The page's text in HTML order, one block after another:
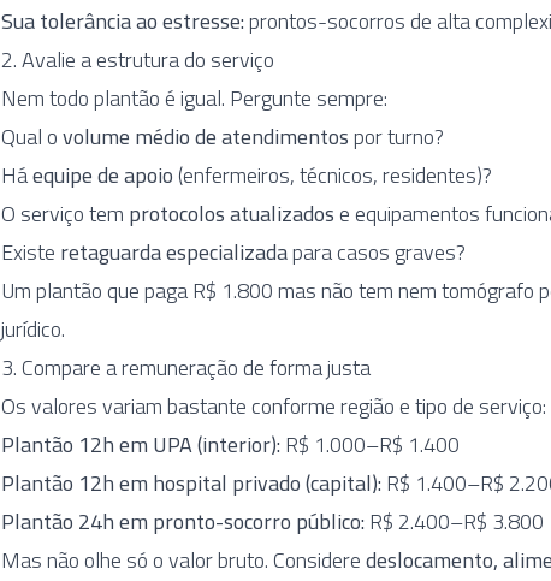
Sua tolerância ao estresse:prontos-socorros de alta
2. Avalie a estrutura do serviço
Nem todo plantão é igual. Pergunte sempre:
Qual ovolume médio de atendimentospor turno?
Háequipe de apoio(enfermeiros, técnicos, residentes)?
O serviço tem protocolos atualizadose equipamentos
Existe retaguarda especializadapara casos graves?
Um plantão que paga R$ 1.800 mas não tem nem tomógrafo
jurídico.
3. Compare a remuneração de forma justa
Os valores variam bastante conforme região e tipo de serviço:
Plantão 12h em UPA (interior): R$ 1.000–R$ 1.400
Plantão 12h em hospital privado (capital): R$ 1.400–R$
Plantão 24h em pronto-socorro público: R$ 2.400–R$ 3.800
Mas não olhe só o valor bruto. Consideredeslocamento,